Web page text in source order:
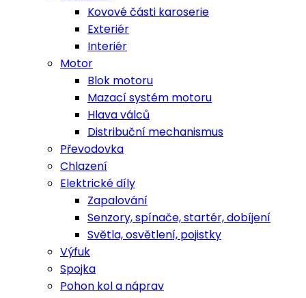
Kovové části karoserie
Exteriér
Interiér
Motor
Blok motoru
Mazací systém motoru
Hlava válců
Distribuční mechanismus
Převodovka
Chlazení
Elektrické díly
Zapalování
Senzory, spínače, startér, dobíjení
Světla, osvětlení, pojistky
Výfuk
Spojka
Pohon kol a náprav